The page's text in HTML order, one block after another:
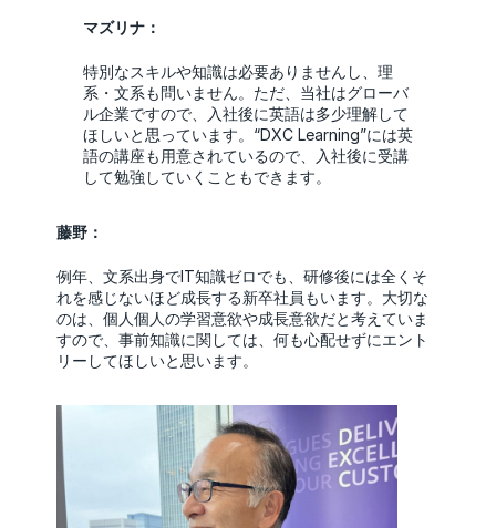
マズリナ：
特別なスキルや知識は必要ありませんし、理
系・文系も問いません。ただ、当社はグローバ
ル企業ですので、入社後に英語は多少理解して
ほしいと思っています。“DXC Learning”には英
語の講座も用意されているので、入社後に受講
して勉強していくこともできます。
藤野：
例年、文系出身でIT知識ゼロでも、研修後には全くそ
れを感じないほど成長する新卒社員もいます。大切な
のは、個人個人の学習意欲や成長意欲だと考えていま
すので、事前知識に関しては、何も心配せずにエント
リーしてほしいと思います。